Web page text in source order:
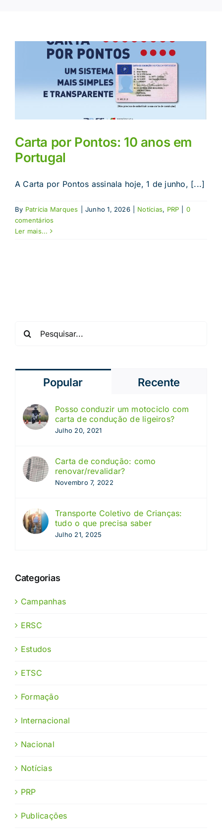
Carta por Pontos: 10 anos em
Portugal
A Carta por Pontos assinala hoje, 1 de junho, [...]
By Patrícia Marques Junho 1, 2026 Notícias, PRP
0
comentários
Ler mais...
Popular Recente
Posso conduzir um motociclo com
carta de condução de ligeiros?
Julho 20, 2021
Carta de condução: como
renovar/revalidar?
Novembro 7, 2022
Transporte Coletivo de Crianças:
tudo o que precisa saber
Julho 21, 2025
Categorias
Campanhas
ERSC
Estudos
ETSC
Formação
Internacional
Nacional
Notícias
PRP
Publicações